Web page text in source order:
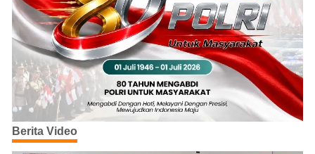
Berita Video